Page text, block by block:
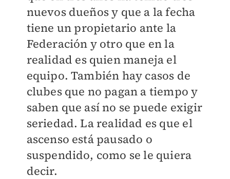
nuevos dueños y que a la fecha
tiene un propietario ante la
Federación y otro que en la
realidad es quien maneja el
equipo. También hay casos de
clubes que no pagan a tiempo y
saben que así no se puede exigir
seriedad. La realidad es que el
ascenso está pausado o
suspendido, como se le quiera
decir.